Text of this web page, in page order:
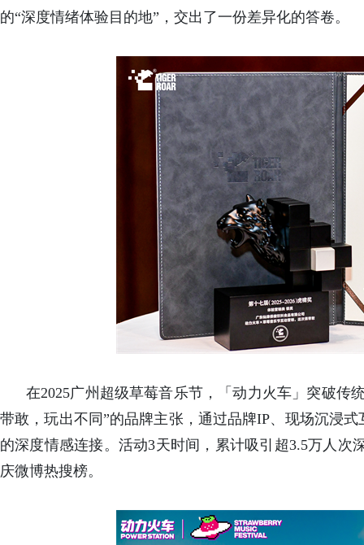
的“深度情绪体验目的地”，交出了一份差异化的答卷。
在2025广州超级草莓音乐节，「动力火车」突破传
带敢，玩出不同”的品牌主张，通过品牌IP、现场沉浸
的深度情感连接。活动3天时间，累计吸引超3.5万人次
庆微博热搜榜。